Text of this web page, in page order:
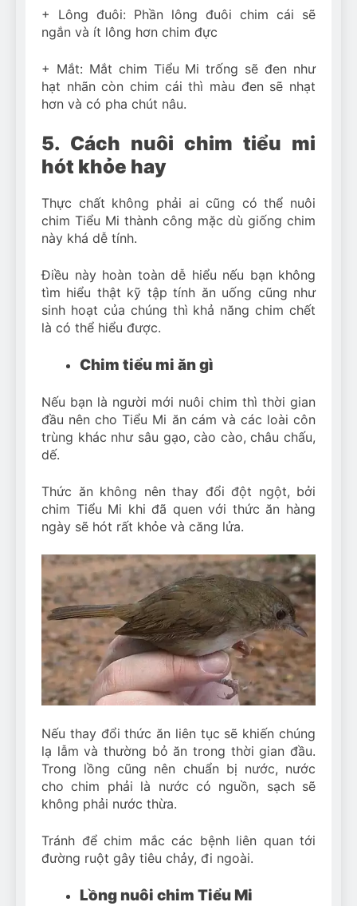
+ Lông đuôi: Phần lông đuôi chim cái sẽ
ngắn và ít lông hơn chim đực
+ Mắt: Mắt chim Tiểu Mi trống sẽ đen như
hạt nhãn còn chim cái thì màu đen sẽ nhạt
hơn và có pha chút nâu.
5. Cách nuôi chim tiểu mi
hót khỏe hay
Thực chất không phải ai cũng có thể nuôi
chim Tiểu Mi thành công mặc dù giống chim
này khá dễ tính.
Điều này hoàn toàn dễ hiểu nếu bạn không
tìm hiểu thật kỹ tập tính ăn uống cũng như
sinh hoạt của chúng thì khả năng chim chết
là có thể hiểu được.
Chim tiểu mi ăn gì
Nếu bạn là người mới nuôi chim thì thời gian
đầu nên cho Tiểu Mi ăn cám và các loài côn
trùng khác như sâu gạo, cào cào, châu chấu,
dế.
Thức ăn không nên thay đổi đột ngột, bởi
chim Tiểu Mi khi đã quen với thức ăn hàng
ngày sẽ hót rất khỏe và căng lửa.
Nếu thay đổi thức ăn liên tục sẽ khiến chúng
lạ lẫm và thường bỏ ăn trong thời gian đầu.
Trong lồng cũng nên chuẩn bị nước, nước
cho chim phải là nước có nguồn, sạch sẽ
không phải nước thừa.
Tránh để chim mắc các bệnh liên quan tới
đường ruột gây tiêu chảy, đi ngoài.
Lồng nuôi chim Tiểu Mi